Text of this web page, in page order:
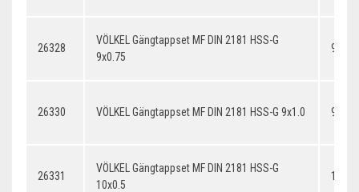
26328
VÖLKEL Gängtappset MF DIN 2181 HSS-G
9x0.75
26330 VÖLKEL Gängtappset MF DIN 2181 HSS-G 9x1.0 9x1.0
26331
VÖLKEL Gängtappset MF DIN 2181 HSS-G
10x0.5